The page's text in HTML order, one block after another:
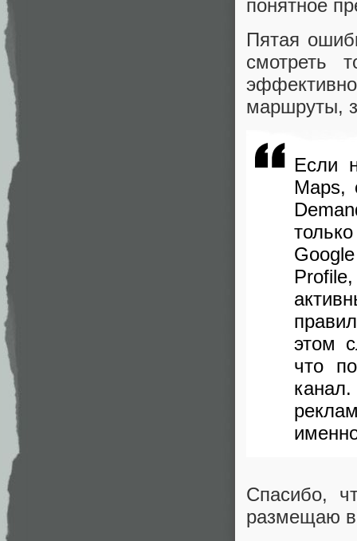
понятное
Пятая
смотреть
маршруты,
Если
Maps,
этом
что
Спасибо,
размещаю